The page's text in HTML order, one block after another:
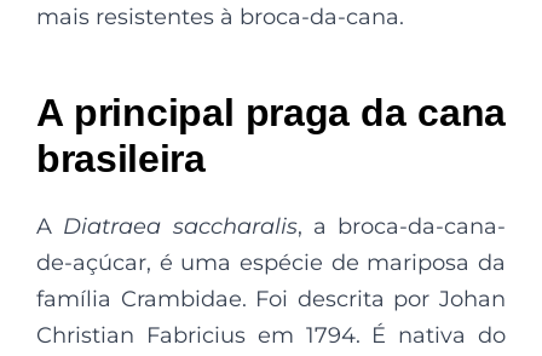
mais resistentes à broca-da-cana.
A principal praga da cana
brasileira
A Diatraea saccharalis, a broca-da-cana-
de-açúcar, é uma espécie de mariposa da
família Crambidae. Foi descrita por Johan
Christian Fabricius em 1794. É nativa do